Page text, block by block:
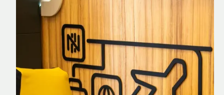
Nomad Explorer
Cartão de crédito brasileiro com cashback
em dólar